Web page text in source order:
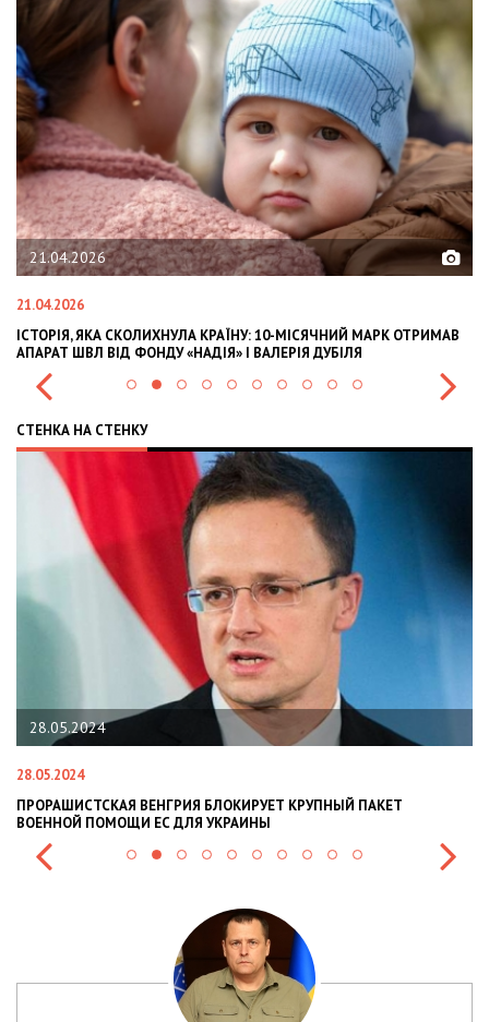
21.04.2026
21.04.2026
ІСТОРІЯ, ЯКА СКОЛИХНУЛА КРАЇНУ: 10-МІСЯЧНИЙ МАРК ОТРИМАВ
АПАРАТ ШВЛ ВІД ФОНДУ «НАДІЯ» І ВАЛЕРІЯ ДУБІЛЯ
СТЕНКА НА СТЕНКУ
28.05.2024
28.05.2024
ПРОРАШИСТСКАЯ ВЕНГРИЯ БЛОКИРУЕТ КРУПНЫЙ ПАКЕТ
ВОЕННОЙ ПОМОЩИ ЕС ДЛЯ УКРАИНЫ